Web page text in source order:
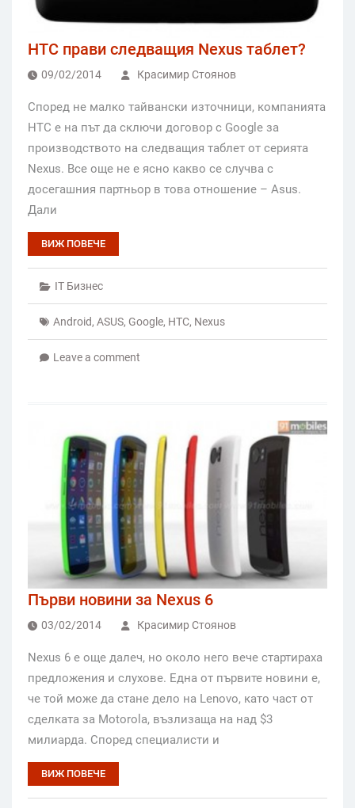
HTC прави следващия Nexus таблет?
09/02/2014 Красимир Стоянов
Според не малко тайвански източници, компанията
HTC е на път да сключи договор с Google за
производството на следващия таблет от серията
Nexus. Все още не е ясно какво се случва с
досегашния партньор в това отношение – Asus.
Дали
ВИЖ ПОВЕЧЕ
IT Бизнес
Android, ASUS, Google, HTC, Nexus
Leave a comment
Първи новини за Nexus 6
03/02/2014 Красимир Стоянов
Nexus 6 е още далеч, но около него вече стартираха
предложения и слухове. Една от първите новини е,
че той може да стане дело на Lenovo, като част от
сделката за Motorola, възлизаща на над $3
милиарда. Според специалисти и
ВИЖ ПОВЕЧЕ